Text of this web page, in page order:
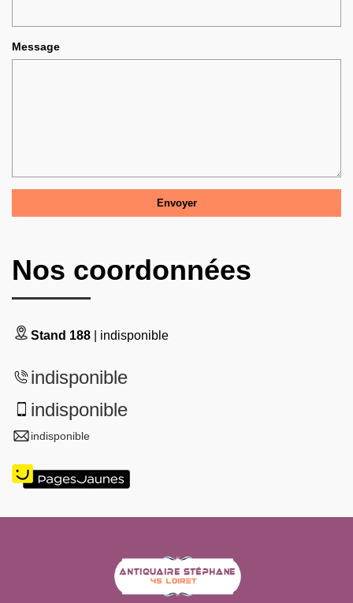
Message
Nos coordonnées
Stand 188 | indisponible
indisponible
indisponible
indisponible